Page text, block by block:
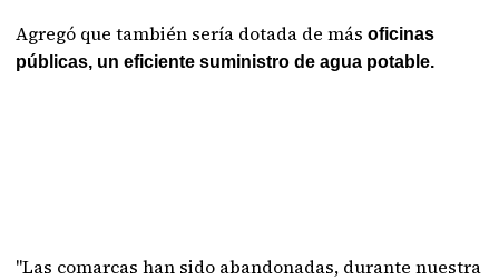
Agregó que también sería dotada de más oficinas
públicas, un eficiente suministro de agua potable.
"Las comarcas han sido abandonadas, durante nuestra